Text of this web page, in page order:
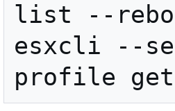
list --
esxcli --